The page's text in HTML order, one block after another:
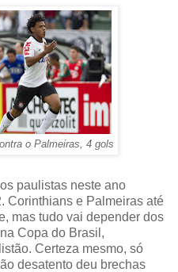
o Palmeiras, 4 gols
paulistas neste ano
Corinthians e Palmeiras até
mas tudo vai depender dos
Copa do Brasil,
Certeza mesmo, só
desatento deu brechas